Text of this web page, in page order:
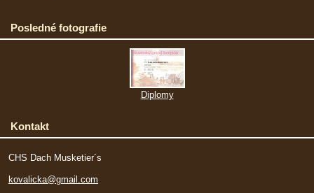
Posledné fotografie
Diplomy
Kontakt
CHS Dach Musketier´s
kovalicka@gmail.com